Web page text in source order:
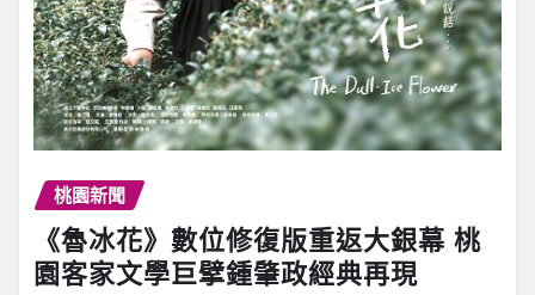
桃園新聞
《魯冰花》數位修復版重返大銀幕 桃
園客家文學巨擘鍾肇政經典再現